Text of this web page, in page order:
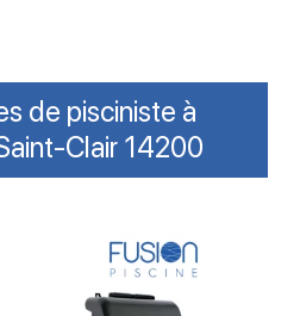
de pisciniste à
Clair 14200